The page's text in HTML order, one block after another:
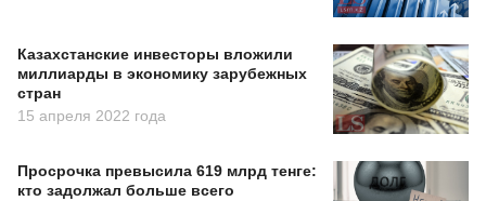
Казахстанские инвесторы вложили
миллиарды в экономику зарубежных
стран
15 апреля 2022 года
Просрочка превысила 619 млрд тенге:
кто задолжал больше всего